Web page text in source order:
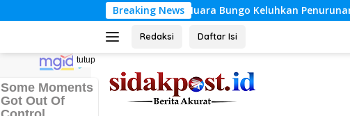
ke
Breaking News
di Muara Bungo Keluhkan Penurunan Omzet Jelang HUT RI ke-81
Redaksi Daftar Isi
tutup